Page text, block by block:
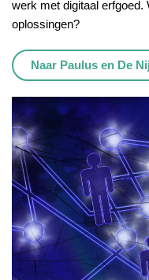
werk met digitaal erfgoed.
oplossingen?
Naar Paulus en De